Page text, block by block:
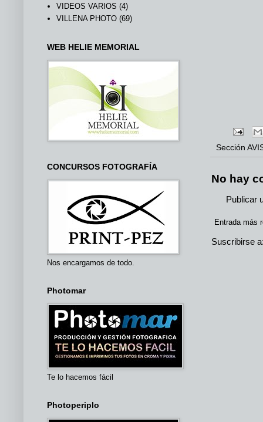
Sección
No hay
Publicar
Entrada más
Suscribirse
VIDEOS VARIOS (4)
VILLENA PHOTO (69)
WEB HELIE MEMORIAL
CONCURSOS FOTOGRAFÍA
Nos encargamos de todo.
Photomar
Te lo hacemos fácil
Photoperiplo